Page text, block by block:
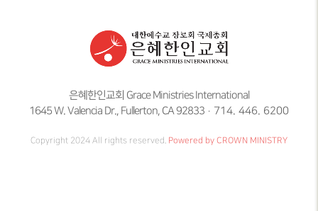
은혜한인교회 Grace Ministries International
1645 W. Valencia Dr., Fullerton, CA 92833
714. 446. 6200
Copyright 2024 All rights reserved. Powered by CROWN MINISTRY